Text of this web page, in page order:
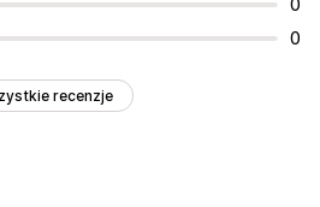
0
0
recenzje